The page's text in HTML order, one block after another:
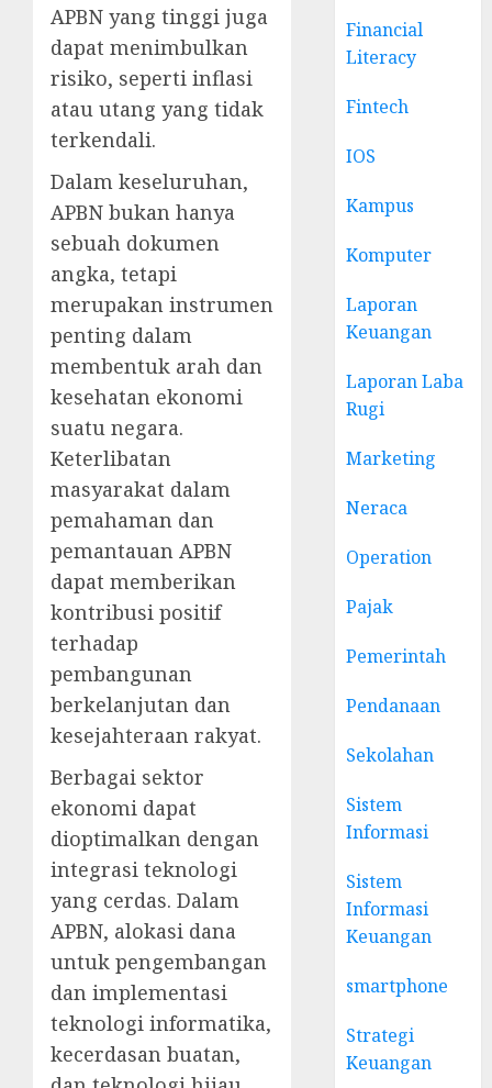
APBN yang tinggi juga
dapat menimbulkan
risiko, seperti inflasi
atau utang yang tidak
terkendali.
Dalam keseluruhan,
APBN bukan hanya
sebuah dokumen
angka, tetapi
merupakan instrumen
penting dalam
membentuk arah dan
kesehatan ekonomi
suatu negara.
Keterlibatan
masyarakat dalam
pemahaman dan
pemantauan APBN
dapat memberikan
kontribusi positif
terhadap
pembangunan
berkelanjutan dan
kesejahteraan rakyat.
Berbagai sektor
ekonomi dapat
dioptimalkan dengan
integrasi teknologi
yang cerdas. Dalam
APBN, alokasi dana
untuk pengembangan
dan implementasi
teknologi informatika,
kecerdasan buatan,
Financial
Literacy
Fintech
IOS
Kampus
Komputer
Laporan
Keuangan
Laporan Laba
Rugi
Marketing
Neraca
Operation
Pajak
Pemerintah
Pendanaan
Sekolahan
Sistem
Informasi
Sistem
Informasi
Keuangan
smartphone
Strategi
Keuangan